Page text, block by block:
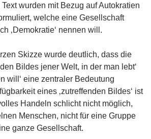
wurden mit Bezug auf Autokratien
welche eine Gesellschaft
‚Demokratie‘ nennen will.
Skizze wurde deutlich, dass die
Bildes jener Welt, in der man lebt‘
will‘ eine zentraler Bedeutung
eines ‚zutreffenden Bildes‘ ist
Handeln schlicht nicht möglich,
Menschen, nicht für eine Gruppe
ganze Gesellschaft.